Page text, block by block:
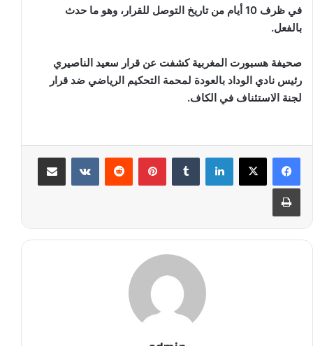
في ظرف 10 أيام من تاريخ التوصل للقرار، وهو ما حدث
بالفعل.
صحيفة هسبورت المغربية كشفت عن قرار سعيد الناصيري
رئيس نادي الوداد بالعودة لمحمة التحكيم الرياضي ضد قرار
لجنة الاستئناف في الكاف.
لينكدإن بينتيريست